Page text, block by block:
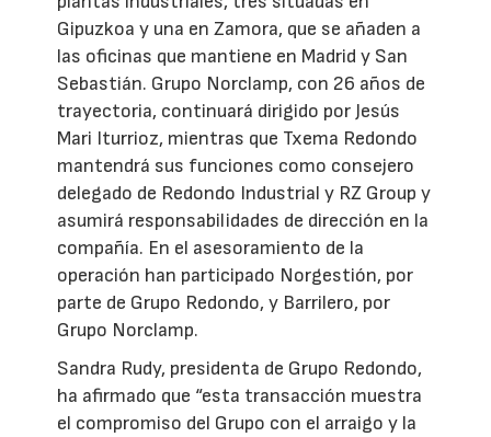
Gipuzkoa y una en Zamora, que se añaden a
las oficinas que mantiene en Madrid y San
Sebastián. Grupo Norclamp, con 26 años de
trayectoria, continuará dirigido por Jesús
Mari Iturrioz, mientras que Txema Redondo
mantendrá sus funciones como consejero
delegado de Redondo Industrial y RZ Group y
asumirá responsabilidades de dirección en la
compañía. En el asesoramiento de la
operación han participado Norgestión, por
parte de Grupo Redondo, y Barrilero, por
Grupo Norclamp.
Sandra Rudy, presidenta de Grupo Redondo,
ha afirmado que “esta transacción muestra
el compromiso del Grupo con el arraigo y la